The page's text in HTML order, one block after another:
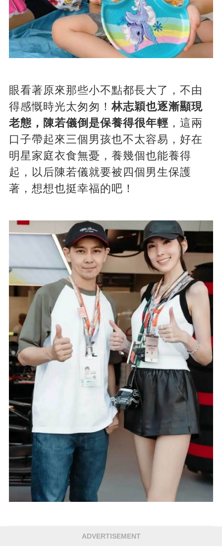
眼看著原來那些小不點都長大了，不由
得感慨時光太匆匆！林志穎也逐漸顯現
老態，陳若儀倒是保養得很年輕 ，這兩
口子帶起來三個男孩也不太容易，好在
明星家庭衣食無憂，養幾個也能養得
起，以后陳若儀就要被四個男生保護
著，想想也挺幸福的吧！
ADVERTISEMENT